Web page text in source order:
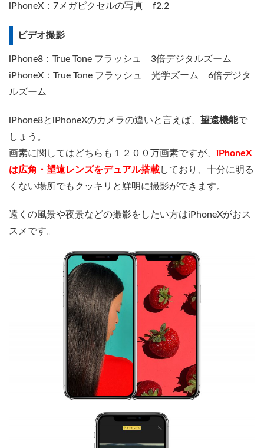
iPhoneX：7メガピクセルの写真 f2.2
ビデオ撮影
iPhone8：True Tone フラッシュ 3倍デジタルズーム
iPhoneX：True Tone フラッシュ 光学ズーム 6倍デジタ
ルズーム
iPhone8とiPhoneXのカメラの違いと言えば、 望遠機能で
しょう。
画素に関してはどちらも１２００万画素ですが、 iPhoneX
は広角・望遠レンズをデュアル搭載しており、十分に明る
くない場所でもクッキリと鮮明に撮影ができます。
遠くの風景や夜景などの撮影をしたい方はiPhoneXがおス
スメです。